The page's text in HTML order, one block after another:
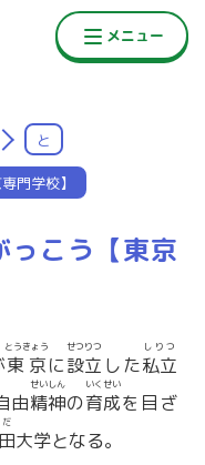
と
門学校】
っこう【東京
東京
とうきょう
に設立
せつりつ
した私立
しりつ
由精神
せいしん
の育成
いくせい
を目ざ
大学となる。